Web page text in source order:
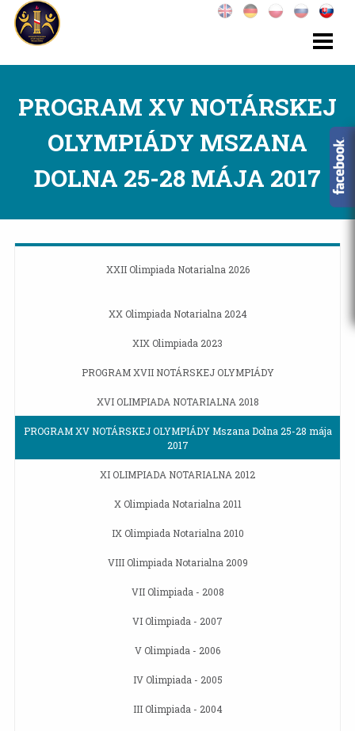
PROGRAM XV NOTÁRSKEJ
OLYMPIÁDY MSZANA
DOLNA 25-28 MÁJA 2017
XXII Olimpiada Notarialna 2026
XX Olimpiada Notarialna 2024
XIX Olimpiada 2023
PROGRAM XVII NOTÁRSKEJ OLYMPIÁDY
XVI OLIMPIADA NOTARIALNA 2018
PROGRAM XV NOTÁRSKEJ OLYMPIÁDY Mszana Dolna 25-28 mája
2017
XI OLIMPIADA NOTARIALNA 2012
X Olimpiada Notarialna 2011
IX Olimpiada Notarialna 2010
VIII Olimpiada Notarialna 2009
VII Olimpiada - 2008
VI Olimpiada - 2007
V Olimpiada - 2006
IV Olimpiada - 2005
III Olimpiada - 2004